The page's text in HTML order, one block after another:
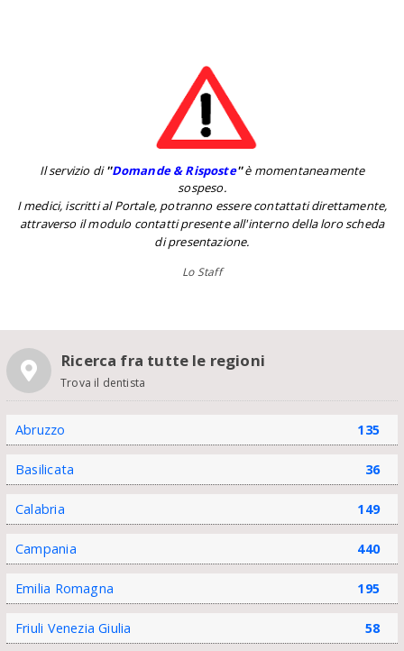
Il servizio di''Domande & Risposte''è momentaneamente
sospeso.
I medici, iscritti al Portale, potranno essere contattati direttamente,
attraverso il modulo contatti presente all'interno della loro scheda
di presentazione.
Lo Staff
Ricerca fra tutte le regioni
Trova il dentista
Abruzzo 135
Basilicata 36
Calabria 149
Campania 440
Emilia Romagna 195
Friuli Venezia Giulia 58